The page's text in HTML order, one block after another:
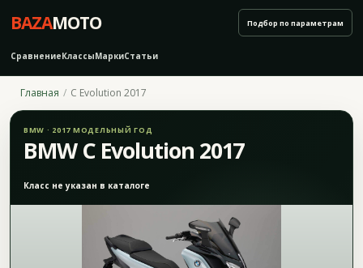
BAZAMOTO
СравнениеКлассыМаркиСтатьи
Подбор по параметрам
Главная C Evolution 2017
BMW · 2017 МОДЕЛЬНЫЙ ГОД
BMW C Evolution 2017
Класс не указан в каталоге